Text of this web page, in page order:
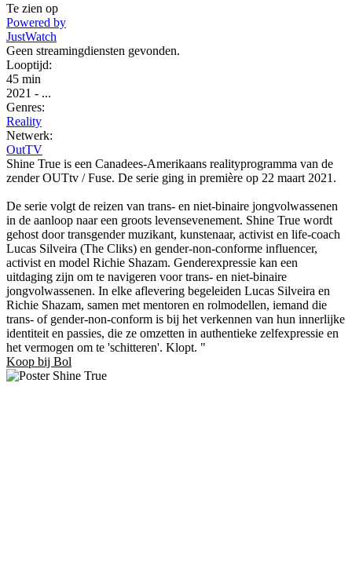
Te zien op
Powered by
JustWatch
Geen streamingdiensten gevonden.
Looptijd:
45 min
2021 - ...
Genres:
Reality
Netwerk:
OutTV
Shine True is een Canadees-Amerikaans realityprogramma van de
zender OUTtv / Fuse. De serie ging in première op 22 maart 2021.
De serie volgt de reizen van trans- en niet-binaire jongvolwassenen
in de aanloop naar een groots levensevenement. Shine True wordt
gehost door transgender muzikant, kunstenaar, activist en life-coach
Lucas Silveira (The Cliks) en gender-non-conforme influencer,
activist en model Richie Shazam. Genderexpressie kan een
uitdaging zijn om te navigeren voor trans- en niet-binaire
jongvolwassenen. In elke aflevering begeleiden Lucas Silveira en
Richie Shazam, samen met mentoren en rolmodellen, iemand die
trans- of gender-non-conform is bij het verkennen van hun innerlijke
identiteit en passies, die ze omzetten in authentieke zelfexpressie en
het vermogen om te 'schitteren'. Klopt. "
Koop bij Bol